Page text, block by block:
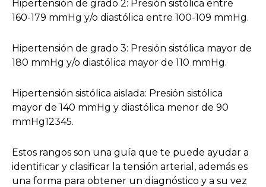
Hipertensión de grado 2: Presión sistólica entre
160-179 mmHg y/o diastólica entre 100-109 mmHg.
Hipertensión de grado 3: Presión sistólica mayor de
180 mmHg y/o diastólica mayor de 110 mmHg.
Hipertensión sistólica aislada: Presión sistólica
mayor de 140 mmHg y diastólica menor de 90
mmHg12345.
Estos rangos son una guía que te puede ayudar a
identificar y clasificar la tensión arterial, además es
una forma para obtener un diagnóstico y a su vez